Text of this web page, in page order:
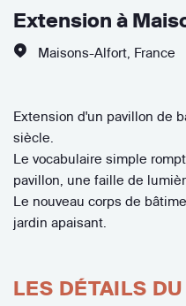
Extension à
Maisons-Alfort France
Extension d'un pavillon de
siècle.
Le vocabulaire simple
pavillon, une faille de
Le nouveau corps de
jardin apaisant.
LES DÉTAILS